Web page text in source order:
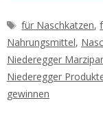
Schlagwörter
für Naschkatzen,
Nahrungsmittel,
Niederegger
Niederegger
gewinnen